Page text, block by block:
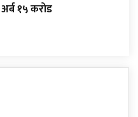
१५ करोड